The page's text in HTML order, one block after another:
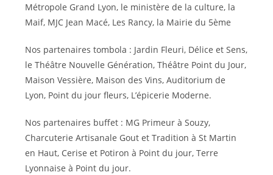
Métropole Grand Lyon, le ministère de la culture, la
Maif, MJC Jean Macé, Les Rancy, la Mairie du 5ème
Nos partenaires tombola : Jardin Fleuri, Délice et Sens,
le Théâtre Nouvelle Génération, Théâtre Point du Jour,
Maison Vessière, Maison des Vins, Auditorium de
Lyon, Point du jour fleurs, L’épicerie Moderne.
Nos partenaires buffet : MG Primeur à Souzy,
Charcuterie Artisanale Gout et Tradition à St Martin
en Haut, Cerise et Potiron à Point du jour, Terre
Lyonnaise à Point du jour.